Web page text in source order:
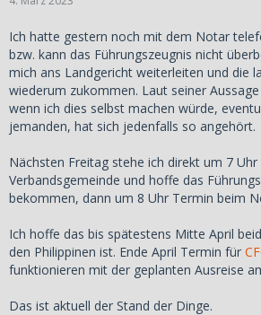
Ich hatte gestern noch mit dem Notar
bzw. kann das Führungszeugnis nicht
mich ans Landgericht weiterleiten und die
wiederum zukommen. Laut seiner
wenn ich dies selbst machen würde,
jemanden, hat sich jedenfalls so angehört.
Nächsten Freitag stehe ich direkt um 7
Verbandsgemeinde und hoffe das
bekommen, dann um 8 Uhr Termin beim
Ich hoffe das bis spätestens Mitte April
den Philippinen ist. Ende April Termin für
funktionieren mit der geplanten Ausreise
Das ist aktuell der Stand der Dinge.